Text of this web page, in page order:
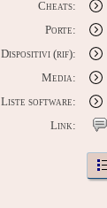
Cheats:
Porte:
Dispositivi (rif):
Media:
Liste software:
Link: